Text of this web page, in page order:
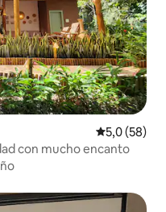
Calificación
5,0 (58)
con mucho encanto